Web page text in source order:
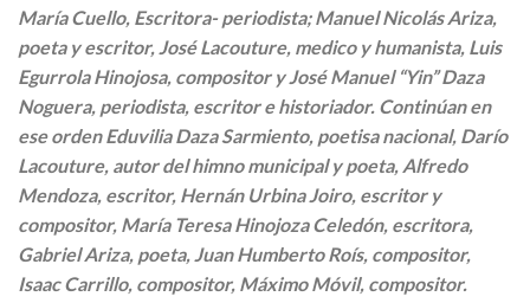
María Cuello, Escritora- periodista; Manuel Nicolás Ariza,
poeta y escritor, José Lacouture, medico y humanista, Luis
Egurrola Hinojosa, compositor y José Manuel “Yin” Daza
Noguera, periodista, escritor e historiador. Continúan en
ese orden Eduvilia Daza Sarmiento, poetisa nacional, Darío
Lacouture, autor del himno municipal y poeta, Alfredo
Mendoza, escritor, Hernán Urbina Joiro, escritor y
compositor, María Teresa Hinojoza Celedón, escritora,
Gabriel Ariza, poeta, Juan Humberto Roís, compositor,
Isaac Carrillo, compositor, Máximo Móvil, compositor.